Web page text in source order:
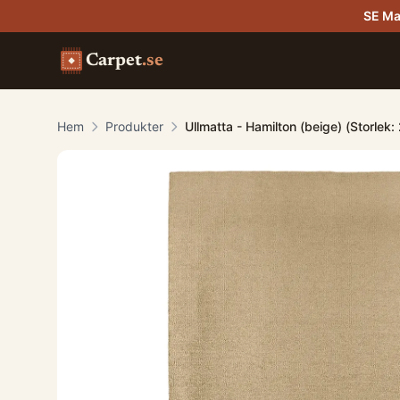
SE
Carpet.se
Hem Produkter Ullmatta - Hamilton (beige)